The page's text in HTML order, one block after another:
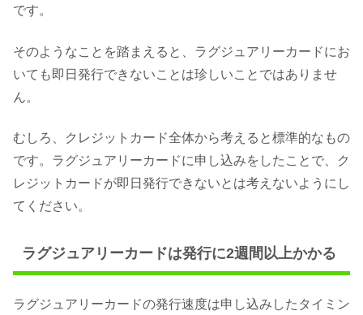
です。
そのようなことを踏まえると、ラグジュアリーカードにお
いても即日発行できないことは珍しいことではありませ
ん。
むしろ、クレジットカード全体から考えると標準的なもの
です。ラグジュアリーカードに申し込みをしたことで、ク
レジットカードが即日発行できないとは考えないようにし
てください。
ラグジュアリーカードは発行に2週間以上かかる
ラグジュアリーカードの発行速度は申し込みしたタイミン